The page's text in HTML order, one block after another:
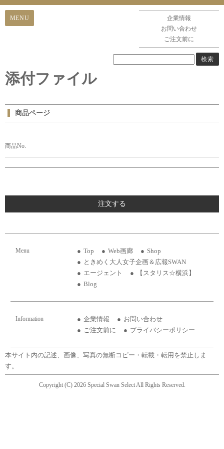
企業情報
お問い合わせ
ご注文前に
添付ファイル
商品ページ
商品No.
注文する
Menu Top Web画廊
Shop
ときめく大人女子企画＆広報SWAN
エージェント
【スタリス☆横浜】
Blog
Information 企業情報
お問い合わせ
ご注文前に
プライバシーポリシー
本サイト内の記述、画像、写真の無断コピー・転載・転用を禁止しま
す。
Copyright (C) 2026 Special Swan Select All Rights Reserved.